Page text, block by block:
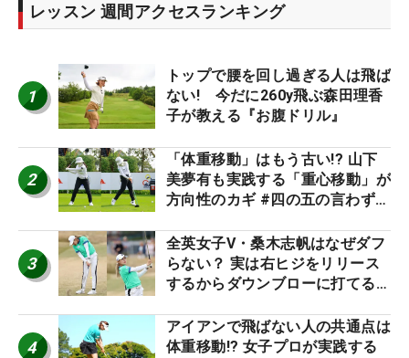
レッスン 週間アクセスランキング
1
トップで腰を回し過ぎる人は飛ば
ない! 今だに260y飛ぶ森田理香
子が教える『お腹ドリル』
2
「体重移動」はもう古い!? 山下
美夢有も実践する「重心移動」が
方向性のカギ #四の五の言わず振
3
全英女子V・桑木志帆はなぜダフ
らない？ 実は右ヒジをリリース
するからダウンブローに打てる #
4
アイアンで飛ばない人の共通点は
体重移動!? 女子プロが実践する